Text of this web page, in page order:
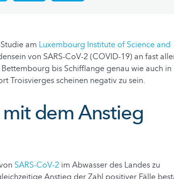
am Luxembourg Institute of Science and
von SARS-CoV-2 (COVID-19) an fast
bis Schifflange genau wie auch in
Troisvierges scheinen negativ zu sein.
dem Anstieg
SARS-CoV-2 im Abwasser des Landes zu